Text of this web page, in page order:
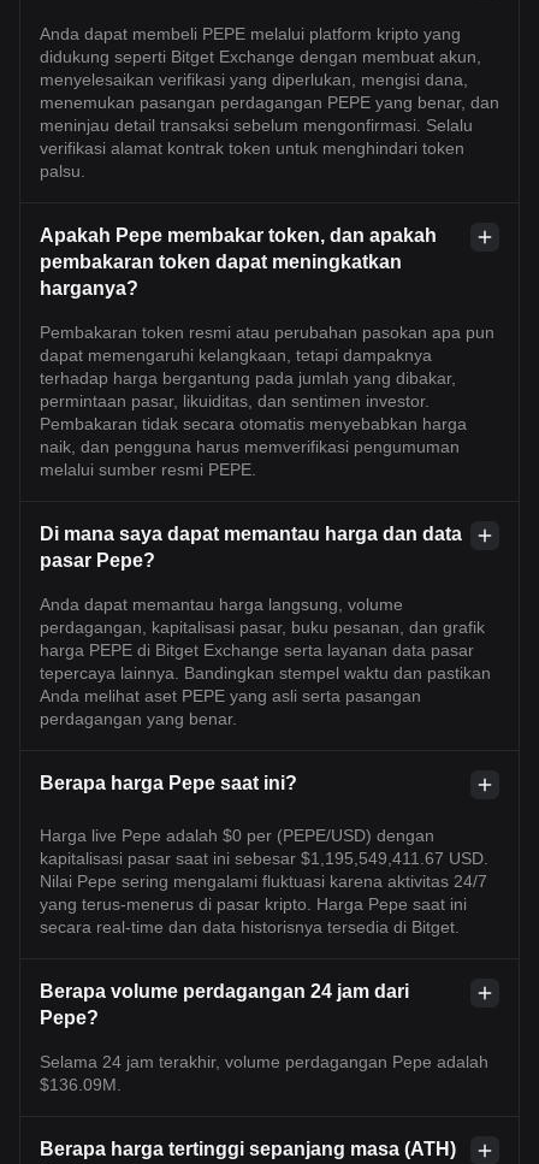
Anda dapat membeli PEPE melalui platform kripto yang
didukung seperti Bitget Exchange dengan membuat akun,
menyelesaikan verifikasi yang diperlukan, mengisi dana,
menemukan pasangan perdagangan PEPE yang benar, dan
meninjau detail transaksi sebelum mengonfirmasi. Selalu
verifikasi alamat kontrak token untuk menghindari token
palsu.
Apakah Pepe membakar token, dan apakah
pembakaran token dapat meningkatkan
harganya?
Pembakaran token resmi atau perubahan pasokan apa pun
dapat memengaruhi kelangkaan, tetapi dampaknya
terhadap harga bergantung pada jumlah yang dibakar,
permintaan pasar, likuiditas, dan sentimen investor.
Pembakaran tidak secara otomatis menyebabkan harga
naik, dan pengguna harus memverifikasi pengumuman
melalui sumber resmi PEPE.
Di mana saya dapat memantau harga dan data
pasar Pepe?
Anda dapat memantau harga langsung, volume
perdagangan, kapitalisasi pasar, buku pesanan, dan grafik
harga PEPE di Bitget Exchange serta layanan data pasar
tepercaya lainnya. Bandingkan stempel waktu dan pastikan
Anda melihat aset PEPE yang asli serta pasangan
perdagangan yang benar.
Berapa harga Pepe saat ini?
Harga live Pepe adalah $0 per (PEPE/USD) dengan
kapitalisasi pasar saat ini sebesar $1,195,549,411.67 USD.
Nilai Pepe sering mengalami fluktuasi karena aktivitas 24/7
yang terus-menerus di pasar kripto. Harga Pepe saat ini
secara real-time dan data historisnya tersedia di Bitget.
Berapa volume perdagangan 24 jam dari
Pepe?
Selama 24 jam terakhir, volume perdagangan Pepe adalah
$136.09M.
Berapa harga tertinggi sepanjang masa (ATH)